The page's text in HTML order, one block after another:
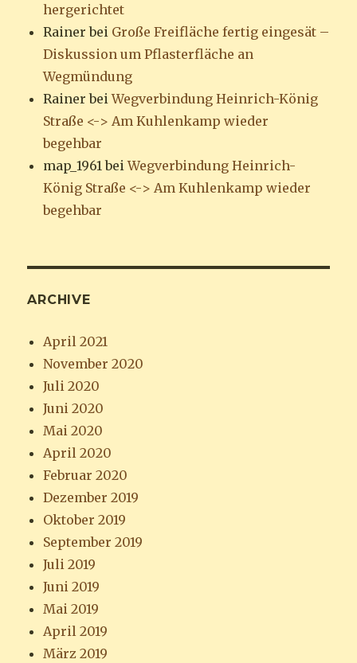
hergerichtet
Rainer bei Große Freifläche fertig eingesät –
Diskussion um Pflasterfläche an
Wegmündung
Rainer beiWegverbindung Heinrich-König
Straße <-> Am Kuhlenkamp wieder
begehbar
map_1961 beiWegverbindung Heinrich-
König Straße <-> Am Kuhlenkamp wieder
begehbar
ARCHIVE
April 2021
November 2020
Juli 2020
Juni 2020
Mai 2020
April 2020
Februar 2020
Dezember 2019
Oktober 2019
September 2019
Juli 2019
Juni 2019
Mai 2019
April 2019
März 2019